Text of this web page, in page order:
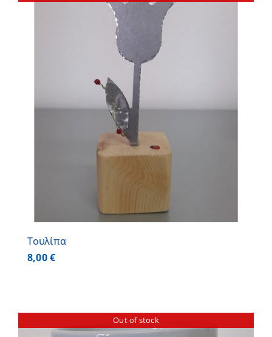
Τουλίπα
8,00€
Out of stock